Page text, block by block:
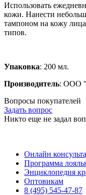
Использовать
кожи. Нанести
тампоном на кожу
типов.
Упаковка: 200 мл.
Производитель: ООО
Вопросы покупателей
Задать вопрос
Никто еще не задал
Онлайн
Программа
Энциклопедия
Оптовикам
8 (495) 545-47-87